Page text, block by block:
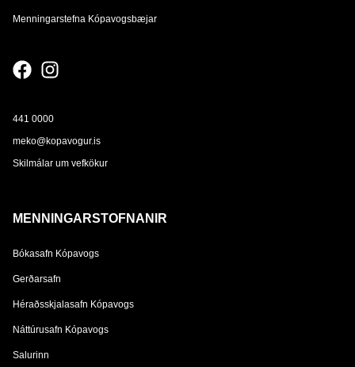
Menningarstefna Kópavogsbæjar
441 0000
meko@kopavogur.is
Skilmálar um vefkökur
MENNINGARSTOFNANIR
Bókasafn Kópavogs
Gerðarsafn
Héraðsskjalasafn Kópavogs
Náttúrusafn Kópavogs
Salurinn